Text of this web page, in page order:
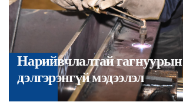
Нарийвчлалтай гагнуурын
дэлгэрэнгүй мэдээлэл